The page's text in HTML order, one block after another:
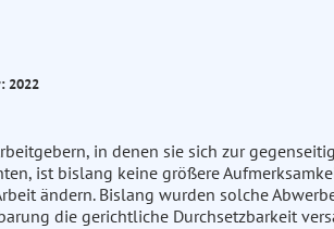
2022
in denen sie sich zur
ist bislang keine größere
ändern. Bislang wurden solche
die gerichtliche Durchsetzbarkeit